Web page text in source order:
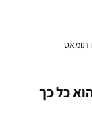
תומאס
כל כך